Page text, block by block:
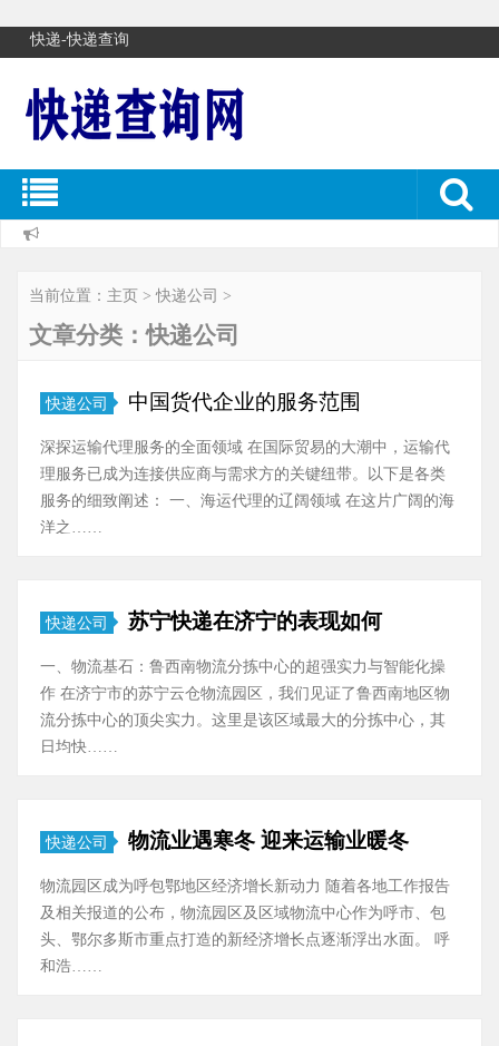
快递-快递查询
当前位置： 主页 >快递公司 >
文章分类：快递公司
快递公司 中国货代企业的服务范围
深探运输代理服务的全面领域 在国际贸易的大潮中，运输代
理服务已成为连接供应商与需求方的关键纽带。以下是各类
服务的细致阐述： 一、海运代理的辽阔领域 在这片广阔的海
洋之……
快递公司 苏宁快递在济宁的表现如何
一、物流基石：鲁西南物流分拣中心的超强实力与智能化操
作 在济宁市的苏宁云仓物流园区，我们见证了鲁西南地区物
流分拣中心的顶尖实力。这里是该区域最大的分拣中心，其
日均快……
快递公司 物流业遇寒冬 迎来运输业暖冬
物流园区成为呼包鄂地区经济增长新动力 随着各地工作报告
及相关报道的公布，物流园区及区域物流中心作为呼市、包
头、鄂尔多斯市重点打造的新经济增长点逐渐浮出水面。 呼
和浩……